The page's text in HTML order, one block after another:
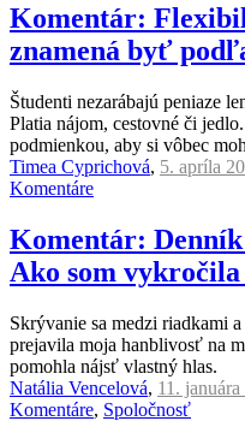
Komentár:
znamená byť
Študenti nezarábajú peniaze
Platia nájom, cestovné či
podmienkou, aby si vôbec
Timea Cyprichová, 5. apríla
Komentáre
Komentár:
Ako som
Skrývanie sa medzi riadkami
prejavila moja hanblivosť na
pomohla nájsť vlastný hlas.
Natália Vencelová, 11.
Komentáre, Spoločnosť